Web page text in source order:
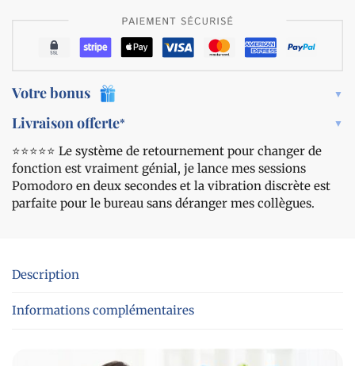
Votre bonus
Livraison offerte*
⭐️⭐️⭐️⭐️⭐️ Le système de retournement pour changer de
fonction est vraiment génial, je lance mes sessions
Pomodoro en deux secondes et la vibration discrète est
parfaite pour le bureau sans déranger mes collègues.
Description
Informations complémentaires